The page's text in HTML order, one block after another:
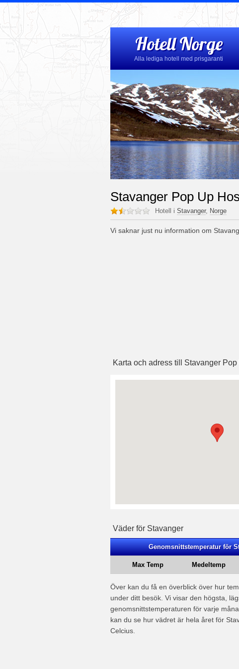
Hotell Norge
Alla lediga hotell med prisgaranti
Stavanger Pop Up
Hotell i Stavanger, Norge
Vi saknar just nu information om
Karta och adress till Stavanger Pop
Väder för Stavanger
Genomsnittstemperatur för
Max Temp Medeltemp
Över kan du få en överblick över hur
under ditt besök. Vi visar den högsta,
genomsnittstemperaturen för varje
kan du se hur vädret är hela året för
Celcius.